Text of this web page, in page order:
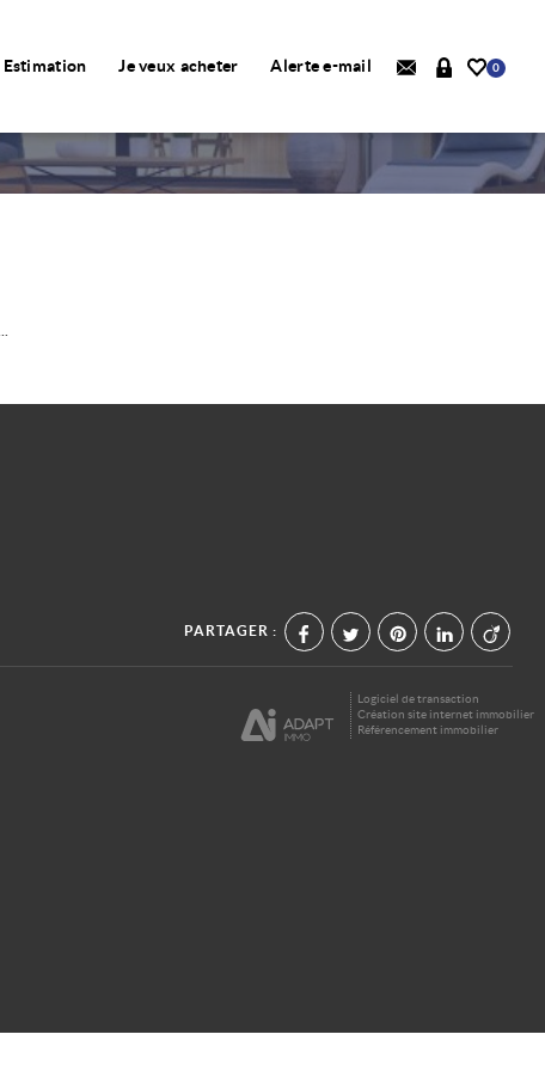
Estimation Je veux acheter Alerte e-mail 0
PARTAGER :
Logiciel de transaction
Création site internet immobilier
Référencement immobilier